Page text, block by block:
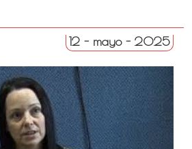
12 - mayo - 2025